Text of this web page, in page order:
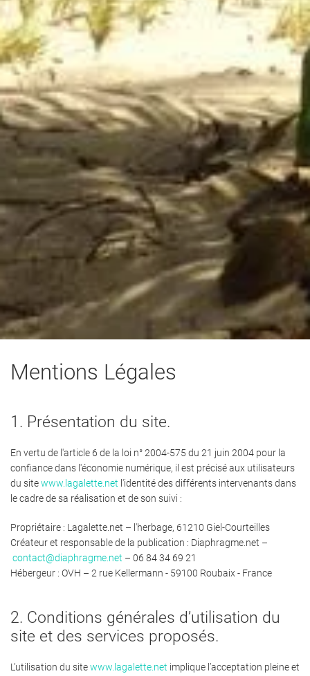
Mentions Légales
1. Présentation du site.
En vertu de l'article 6 de la loi n° 2004-575 du 21 juin 2004 pour la
confiance dans l'économie numérique, il est précisé aux utilisateurs
du sitewww.lagalette.net l'identité des différents intervenants dans
le cadre de sa réalisation et de son suivi :
Propriétaire : Lagalette.net – l'herbage, 61210 Giel-Courteilles
Créateur et responsable de la publication : Diaphragme.net –
contact@diaphragme.net – 06 84 34 69 21
Hébergeur : OVH – 2 rue Kellermann - 59100 Roubaix - France
2. Conditions générales d’utilisation du
site et des services proposés.
L’utilisation du sitewww.lagalette.net implique l’acceptation pleine et